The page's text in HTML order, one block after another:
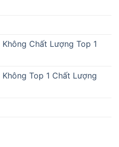
Chất Lượng Top 1
Top 1 Chất Lượng